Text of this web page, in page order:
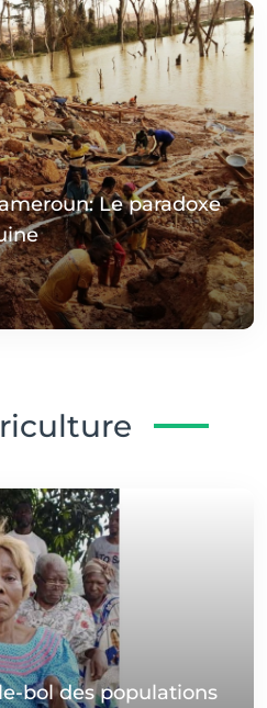
Le paradoxe
bol des populations